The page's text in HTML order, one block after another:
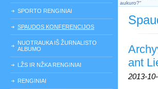
SPORTO RENGINIAI
SPAUDOS KONFERENCIJOS
NUOTRAUKA IŠ ŽURNALISTO
ALBUMO
LŽS IR NŽKA RENGINIAI
RENGINIAI
aukuro?“
ant
2013-